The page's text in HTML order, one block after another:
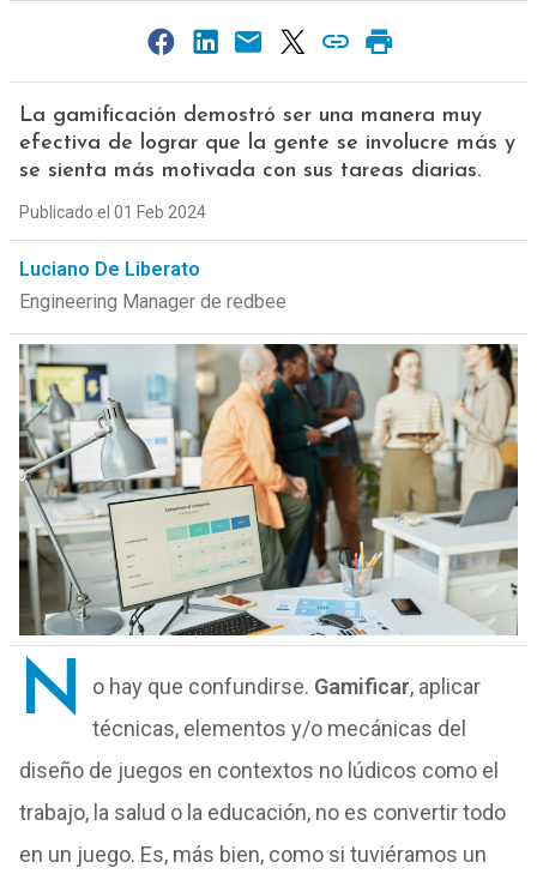
La gamificación demostró ser una manera muy
efectiva de lograr que la gente se involucre más y
se sienta más motivada con sus tareas diarias.
Publicado el 01 Feb 2024
Luciano De Liberato
Engineering Manager de redbee
N o hay que confundirse. Gamificar, aplicar
técnicas, elementos y/o mecánicas del
diseño de juegos en contextos no lúdicos como el
trabajo, la salud o la educación, no es convertir todo
en un juego. Es, más bien, como si tuviéramos un